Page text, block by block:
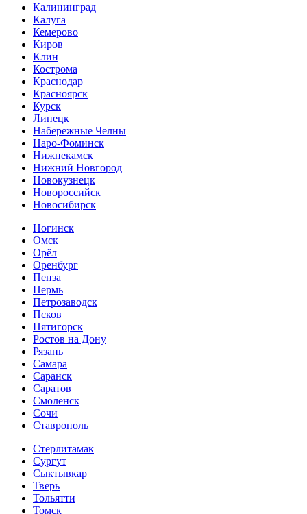
Калининград
Калуга
Кемерово
Киров
Клин
Кострома
Краснодар
Красноярск
Курск
Липецк
Набережные Челны
Наро-Фоминск
Нижнекамск
Нижний Новгород
Новокузнецк
Новороссийск
Новосибирск
Ногинск
Омск
Орёл
Оренбург
Пенза
Пермь
Петрозаводск
Псков
Пятигорск
Ростов на Дону
Рязань
Самара
Саранск
Саратов
Смоленск
Сочи
Ставрополь
Стерлитамак
Сургут
Сыктывкар
Тверь
Тольятти
Томск